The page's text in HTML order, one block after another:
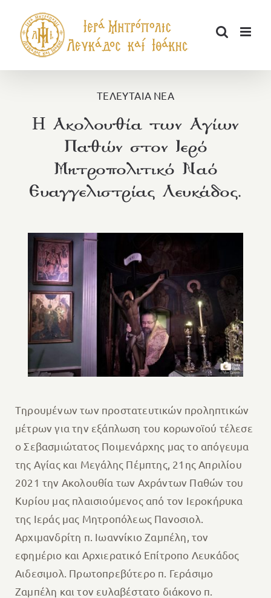
περιεχόμενο
ΤΕΛΕΥΤΑΙΑ ΝΕΑ
H Ακολουθία των Αγίων
Παθών στον Ιερό
Μητροπολιτικό Ναό
Ευαγγελιστρίας Λευκάδος.
Tηρουμένων των προστατευτικών προληπτικών
μέτρων για την εξάπλωση του κορωνοϊού τέλεσε
ο Σεβασμιώτατος Ποιμενάρχης μας το απόγευμα
της Αγίας και Μεγάλης Πέμπτης, 21ης Απριλίου
2021 την Ακολουθία των Αχράντων Παθών του
Κυρίου μας πλαισιούμενος από τον Ιεροκήρυκα
της Ιεράς μας Μητροπόλεως Πανοσιολ.
Αρχιμανδρίτη π. Ιωαννίκιο Ζαμπέλη, τον
εφημέριο και Αρχιερατικό Επίτροπο Λευκάδος
Αιδεσιμολ. Πρωτοπρεβύτερο π. Γεράσιμο
Ζαμπέλη και τον ευλαβέστατο διάκονο π.